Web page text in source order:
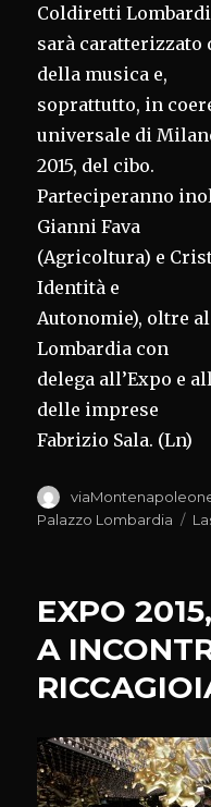
Coldiretti
sarà caratterizzato
della musica e,
soprattutto, in
universale di
2015, del cibo.
Parteciperanno
Gianni Fava
(Agricoltura) e
Identità e
Autonomie), oltre
Lombardia con
delega all’Expo e
delle imprese
Fabrizio Sala. (Ln)
Autore
Palazzo Lombardia
EXPO
A